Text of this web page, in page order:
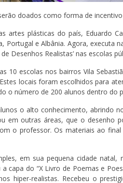
doados como forma de
artes plásticas do país, Eduardo
Portugal e Albânia. Agora, executa
Desenhos Realistas’ nas
10 escolas nos bairros Vila
locais foram escolhidos para
o número de 200 alunos dentro
o alto conhecimento, abrindo
em outras áreas, que o desenho
o professor. Os materiais ao
em sua pequena cidade
capa do “X Livro de Poemas e
hiper-realistas. Recebeu o